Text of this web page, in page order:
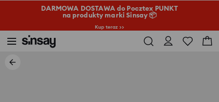
DARMOWA DOSTAWA do Pocztex PUNKT
na produkty marki Sinsay 📦
Kup teraz >>